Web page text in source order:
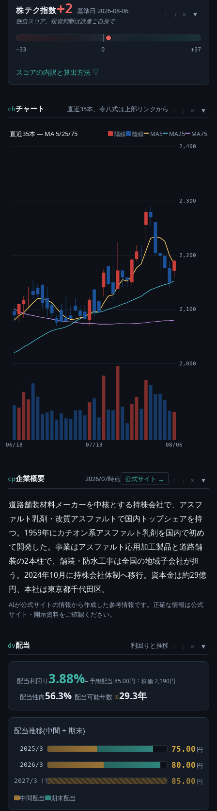
株テク指数+2 基準日 2026-08-06
独自スコア。投資判断は読者ご自身で
↑ ↓ ×
−33 0 +37
スコアの内訳と算出方法 ▽
chチャート 直近35本、令八式は上部リンクから ↑ ↓ ×
直近35本 — MA 5/25/75 陽線 陰線 MA5 MA25 MA75
2,000
2,100
2,200
2,300
2,400
06/18 07/13 08/06
cp企業概要 2026/07時点 公式サイト → ↑ ↓ ×
道路舗装材料メーカーを中核とする持株会社で、アスフ
ァルト乳剤・改質アスファルトで国内トップシェアを持
つ。1959年にカチオン系アスファルト乳剤を国内で初め
て開発した。事業はアスファルト応用加工製品と道路舗
装の2本柱で、舗装・防水工事は全国の地域子会社が担
う。2024年10月に持株会社体制へ移行。資本金は約29億
円、本社は東京都千代田区。
AIが公式サイトの情報から作成した参考情報です。正確な情報は公式
サイト・開示資料をご確認ください。
dv配当 利回りと推移 ↑ ↓ ×
配当利回り 3.88%= 予想配当 85.00円 ÷ 株価 2,190円
配当性向56.3% 配当可能年数 ⊙29.3年
配当推移(中間 + 期末)
2025/3 75.00 円
2026/3 80.00 円
2027/3 85.00 円
中間配当 期末配当